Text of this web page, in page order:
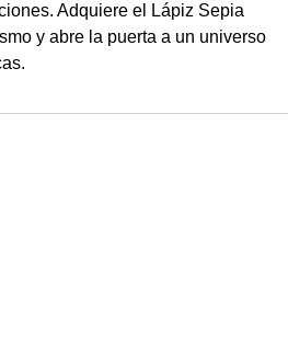
Adquiere el Lápiz Sepia
y abre la puerta a un universo